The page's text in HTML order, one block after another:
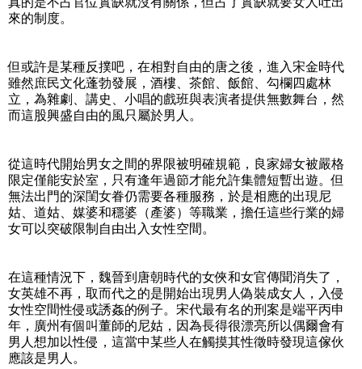
來的制度。
但或許是某種反撲吧，在相對自由的唐之後，進入宋金時代
雖然庶民文化蓬勃發展，酒樓、茶館、飯館、勾欄四處林
立，為雜劇、講史、小唱的戲班與表演者提供無數舞台，然
而這股興盛自由的風只屬於男人。
從這時代開始男女之間的界限被明確規範，良家婦女被嚴格
限定僅能安於室，只有逢年過節才能允許集體短暫出遊。但
無法出門的深閨女眷仍需要各種服務，於是相應的出現尼
姑、道姑、媒婆和穩婆（產婆）等職業，擔任這些行業的婦
女可以突破限制自由出入女性空間。
在這種情況下，魏晉到唐朝時代的女俠和女官傳聞消失了，
女英雄不再，取而代之的是開始出現男人偽裝成女人，入侵
女性空間性侵或誘姦的例子。宋代最有名的刑案是端平丙申
年，廣州有個叫董師的尼姑，因為長得很漂亮所以偶爾會有
男人想加以性侵，這當中某些人在觸摸其性徵時發現這傢伙
應該是男人。